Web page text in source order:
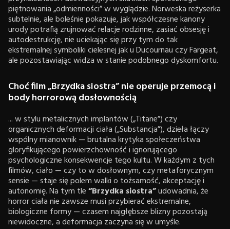
piętnowania „odmienności” w wyglądzie. Norweska reżyserka
subtelnie, ale boleśnie pokazuje, jak współczesne kanony
urody potrafią zrujnować relacje rodzinne, zasiać obsesję i
autodestrukcję, nie uciekając się przy tym do tak
ekstremalnej symboliki cielesnej jak u Ducournau czy Fargeat,
ale pozostawiając widza w stanie podobnego dyskomfortu.
Choć film „Brzydka siostra” nie operuje przemocą i
body horrorową dosłownością
... w stylu metalicznych implantów („Titane”) czy
organicznych deformacji ciała („Substancja”), dzieła łączy
wspólny mianownik — brutalna krytyka społeczeństwa
gloryfikującego powierzchowność i ignorującego
psychologiczne konsekwencje tego kultu. W każdym z tych
filmów, ciało — czy to w dosłownym, czy metaforycznym
sensie — staje się polem walki o tożsamość, akceptację i
autonomię. Na tym tle“Brzydka siostra”udowadnia, że
horror ciała nie zawsze musi przybierać ekstremalne,
biologiczne formy — czasem najgłębsze blizny pozostają
niewidoczne, a deformacja zaczyna się w umyśle.